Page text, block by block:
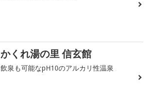
かくれ湯の里 信玄館
飲泉も可能なpH10のアルカリ性温泉